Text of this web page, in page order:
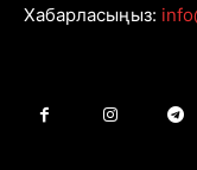
Хабарласыңыз: